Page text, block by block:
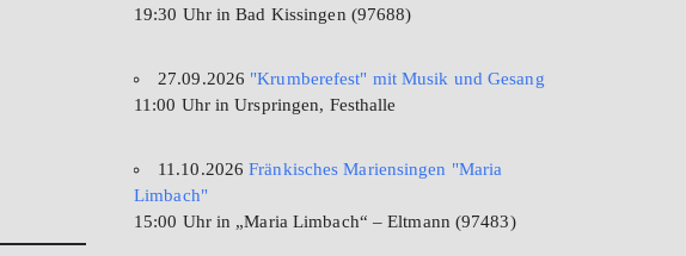
19:30 Uhr in Bad Kissingen (97688)
27.09.2026 "Krumberefest" mit Musik und Gesang
11:00 Uhr in Urspringen, Festhalle
11.10.2026Fränkisches Mariensingen "Maria
Limbach"
15:00 Uhr in „Maria Limbach“ – Eltmann (97483)